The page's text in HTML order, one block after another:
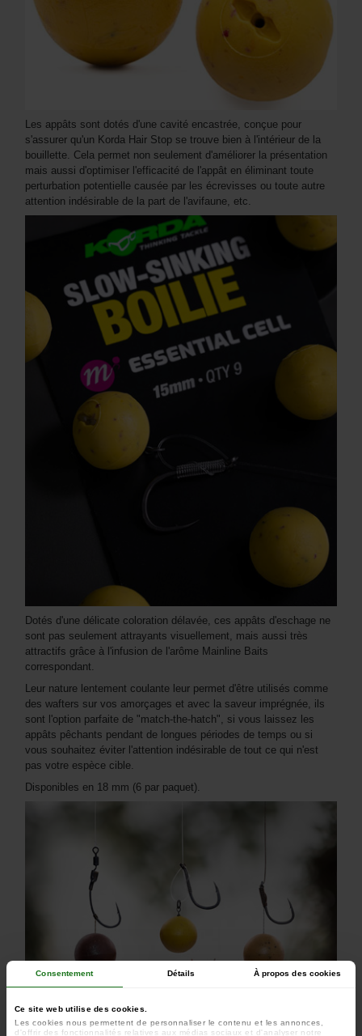
Consentement Détails À propos des cookies
Ce site web utilise des cookies.
Les cookies nous permettent de personnaliser le contenu et les annonces,
d'offrir des fonctionnalités relatives aux médias sociaux et d'analyser notre
Les appâts sont dotés d'une cavité encastrée, conçue pour
s'assurer qu'un Korda Hair Stop se trouve bien à l'intérieur de la
bouillette. Cela permet non seulement d'améliorer la présentation
mais aussi d'optimiser l'efficacité de l'appât en éliminant toute
perturbation potentielle causée par les écrevisses ou toute autre
attention indésirable de la part de l'avifaune, etc.
Dotés d'une délicate coloration délavée, ces appâts d'eschage ne
sont pas seulement attrayants visuellement, mais aussi très
attractifs grâce à l'infusion de l'arôme Mainline Baits
correspondant.
Leur nature lentement coulante leur permet d'être utilisés comme
des wafters sur vos amorçages et avec la saveur imprégnée, ils
sont l'option parfaite de "match-the-hatch", si vous laissez les
appâts pêchants pendant de longues périodes de temps ou si
vous souhaitez éviter l'attention indésirable de tout ce qui n'est
pas votre espèce cible.
Disponibles en 18 mm (6 par paquet).